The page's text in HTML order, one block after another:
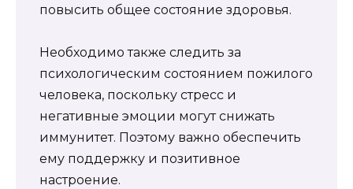
повысить общее состояние здоровья.
Необходимо также следить за
психологическим состоянием пожилого
человека, поскольку стресс и
негативные эмоции могут снижать
иммунитет. Поэтому важно обеспечить
ему поддержку и позитивное
настроение.